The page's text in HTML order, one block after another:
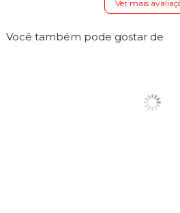
Ver mais
Você também pode gostar de